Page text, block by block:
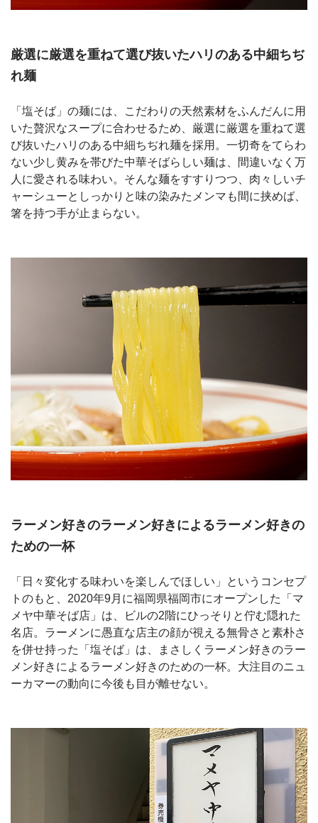
厳選に厳選を重ねて選び抜いたハリのある中細ちぢ
れ麺
「塩そば」の麺には、こだわりの天然素材をふんだんに用
いた贅沢なスープに合わせるため、厳選に厳選を重ねて選
び抜いたハリのある中細ちぢれ麺を採用。一切奇をてらわ
ない少し黄みを帯びた中華そばらしい麺は、間違いなく万
人に愛される味わい。そんな麺をすすりつつ、肉々しいチ
ャーシューとしっかりと味の染みたメンマも間に挟めば、
箸を持つ手が止まらない。
ラーメン好きのラーメン好きによるラーメン好きの
ための一杯
「日々変化する味わいを楽しんでほしい」というコンセプ
トのもと、2020年9月に福岡県福岡市にオープンした「マ
メヤ中華そば店」は、ビルの2階にひっそりと佇む隠れた
名店。ラーメンに愚直な店主の顔が視える無骨さと素朴さ
を併せ持った「塩そば」は、まさしくラーメン好きのラー
メン好きによるラーメン好きのための一杯。大注目のニュ
ーカマーの動向に今後も目が離せない。